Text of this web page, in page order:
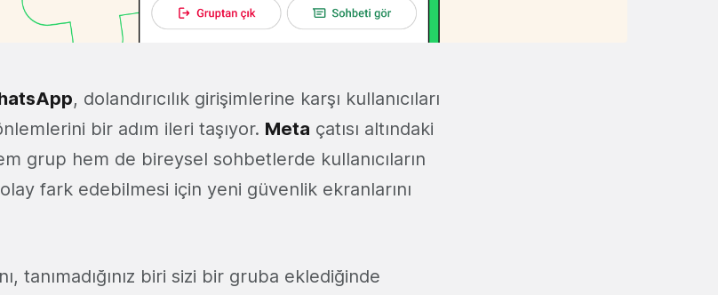
, dolandırıcılık girişimlerine karşı kullanıcıları
bir adım ileri taşıyor. Meta çatısı altındaki
grup hem de bireysel sohbetlerde kullanıcıların
fark edebilmesi için yeni güvenlik ekranlarını
tanımadığınız biri sizi bir gruba eklediğinde